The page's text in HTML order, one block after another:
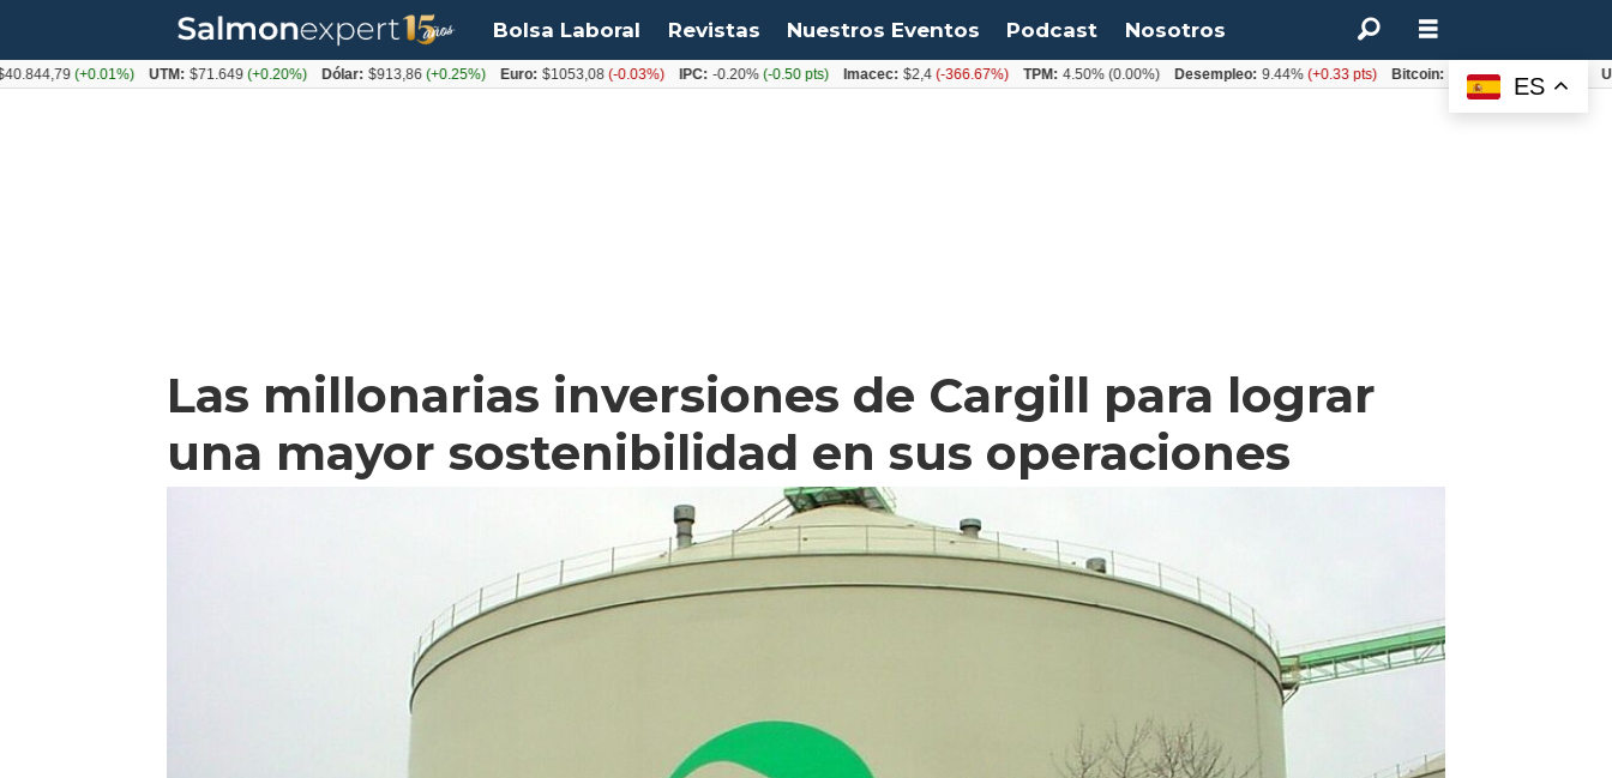
Bolsa Laboral Revistas Nuestros Eventos Podcast Nosotros
Las millonarias inversiones de Cargill para lograr
una mayor sostenibilidad en sus operaciones
ES
(+0.01%) UTM: $71.649(+0.20%) Dólar: $913,86(+0.25%) Euro: $1053,08(-0.03%) IPC: -0.20% (-0.50 pts) Imacec: $2,4 (-366.67%) TPM: 4.50% (0.00%) Desempleo: 9.44% (+0.33 pts) Bitcoin: $64.600,08(+2.93%)